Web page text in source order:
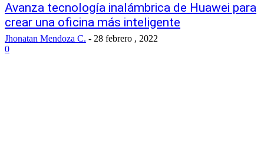
Avanza tecnología inalámbrica de Huawei para
crear una oficina más inteligente
Jhonatan Mendoza C. - 28 febrero , 2022
0